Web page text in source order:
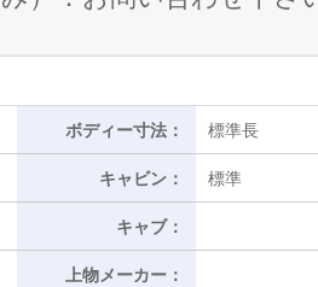
ボディー寸法： 標準長
キャビン： 標準
キャブ：
上物メーカー：